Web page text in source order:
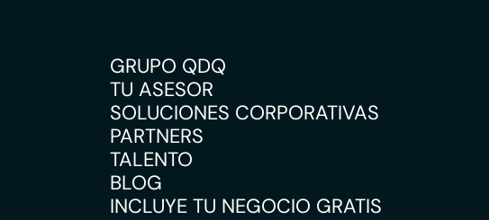
GRUPO QDQ
TU ASESOR
SOLUCIONES CORPORATIVAS
PARTNERS
TALENTO
BLOG
INCLUYE TU NEGOCIO GRATIS